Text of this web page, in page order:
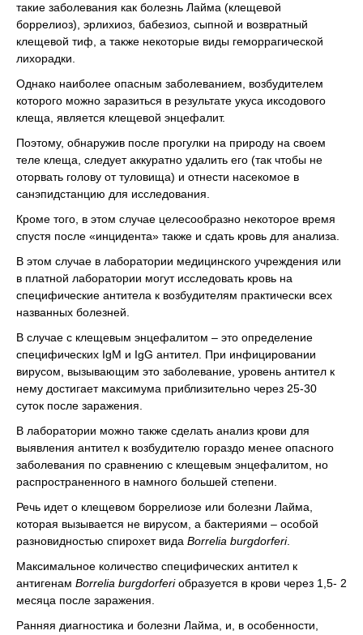
такие заболевания как болезнь Лайма (клещевой
боррелиоз), эрлихиоз, бабезиоз, сыпной и возвратный
клещевой тиф, а также некоторые виды геморрагической
лихорадки.
Однако наиболее опасным заболеванием, возбудителем
которого можно заразиться в результате укуса иксодового
клеща, является клещевой энцефалит.
Поэтому, обнаружив после прогулки на природу на своем
теле клеща, следует аккуратно удалить его (так чтобы не
оторвать голову от туловища) и отнести насекомое в
санэпидстанцию для исследования.
Кроме того, в этом случае целесообразно некоторое время
спустя после «инцидента» также и сдать кровь для анализа.
В этом случае в лаборатории медицинского учреждения или
в платной лаборатории могут исследовать кровь на
специфические антитела к возбудителям практически всех
названных болезней.
В случае с клещевым энцефалитом – это определение
специфических IgM и IgG антител. При инфицировании
вирусом, вызывающим это заболевание, уровень антител к
нему достигает максимума приблизительно через 25-30
суток после заражения.
В лаборатории можно также сделать анализ крови для
выявления антител к возбудителю гораздо менее опасного
заболевания по сравнению с клещевым энцефалитом, но
распространенного в намного большей степени.
Речь идет о клещевом боррелиозе или болезни Лайма,
которая вызывается не вирусом, а бактериями – особой
разновидностью спирохет вида Borrelia burgdorferi.
Максимальное количество специфических антител к
антигенам Borrelia burgdorferiобразуется в крови через 1,5- 2
месяца после заражения.
Ранняя диагностика и болезни Лайма, и, в особенности,